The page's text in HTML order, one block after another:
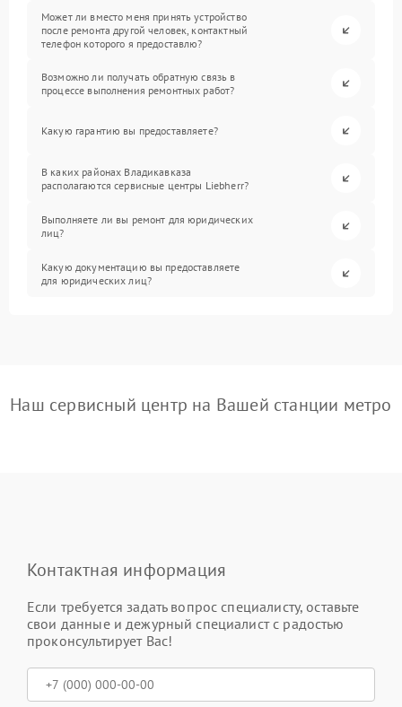
Может ли вместо меня принять устройство
после ремонта другой человек, контактный
телефон которого я предоставлю?
Возможно ли получать обратную связь в
процессе выполнения ремонтных работ?
Какую гарантию вы предоставляете?
В каких районах Владикавказа
располагаются сервисные центры Liebherr?
Выполняете ли вы ремонт для юридических
лиц?
Какую документацию вы предоставляете
для юридических лиц?
Наш сервисный центр на Вашей станции метро
Контактная информация
Если требуется задать вопрос специалисту, оставьте
свои данные и дежурный специалист с радостью
проконсультирует Вас!